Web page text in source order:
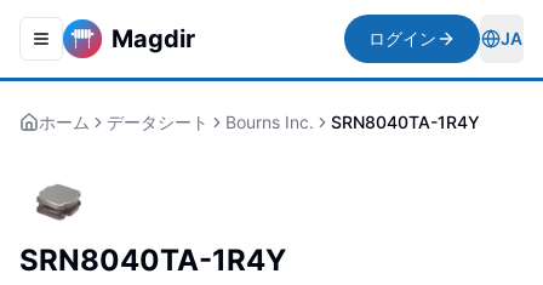
Toggle navigation menu
Magdir ログイン JA
ホーム データシート Bourns Inc. SRN8040TA-1R4Y
SRN8040TA-1R4Y